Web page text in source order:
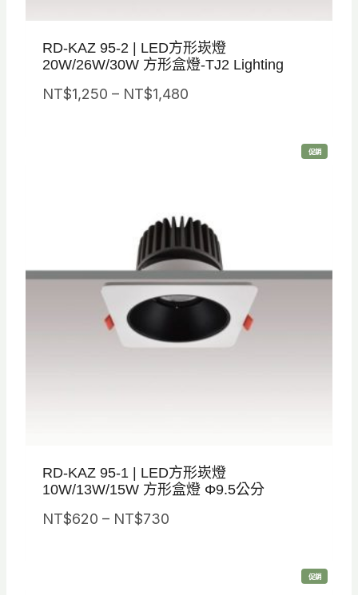
RD-KAZ 95-2 | LED方形崁燈
20W/26W/30W 方形盒燈-TJ2 Lighting
NT$1,250 – NT$1,480價
T
$
1
,
5
1
,
促銷特
價
RD-KAZ 95-1 | LED方形崁燈
10W/13W/15W 方形盒燈 Φ9.5公分
NT$620 – NT$730價
促銷特
價